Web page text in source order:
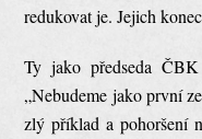
redukovat je. Jejich
Ty jako předseda
„Nebudeme jako první
zlý příklad a pohoršení